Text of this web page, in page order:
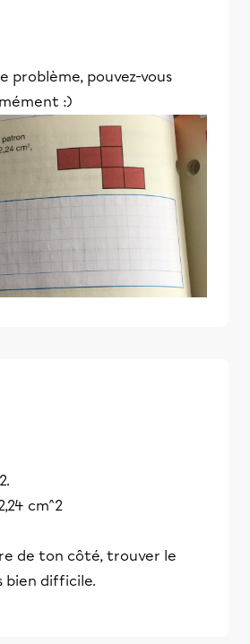
problème, pouvez-vous
:)
cm^2
de ton côté, trouver le
bien difficile.